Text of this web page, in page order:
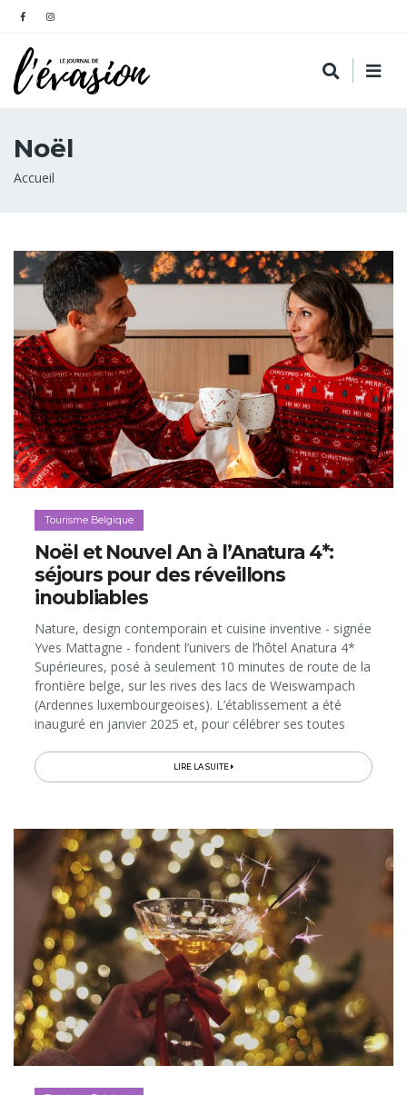
Noël
Fil
Accueil
Tourisme Belgique
Noël et Nouvel An à l’Anatura 4*:
séjours pour des réveillons
inoubliables
Nature, design contemporain et cuisine inventive - signée
Yves Mattagne - fondent l’univers de l’hôtel Anatura 4*
Supérieures, posé à seulement 10 minutes de route de la
frontière belge, sur les rives des lacs de Weiswampach
(Ardennes luxembourgeoises). L’établissement a été
inauguré en janvier 2025 et, pour célébrer ses toutes
LIRE LA SUITE